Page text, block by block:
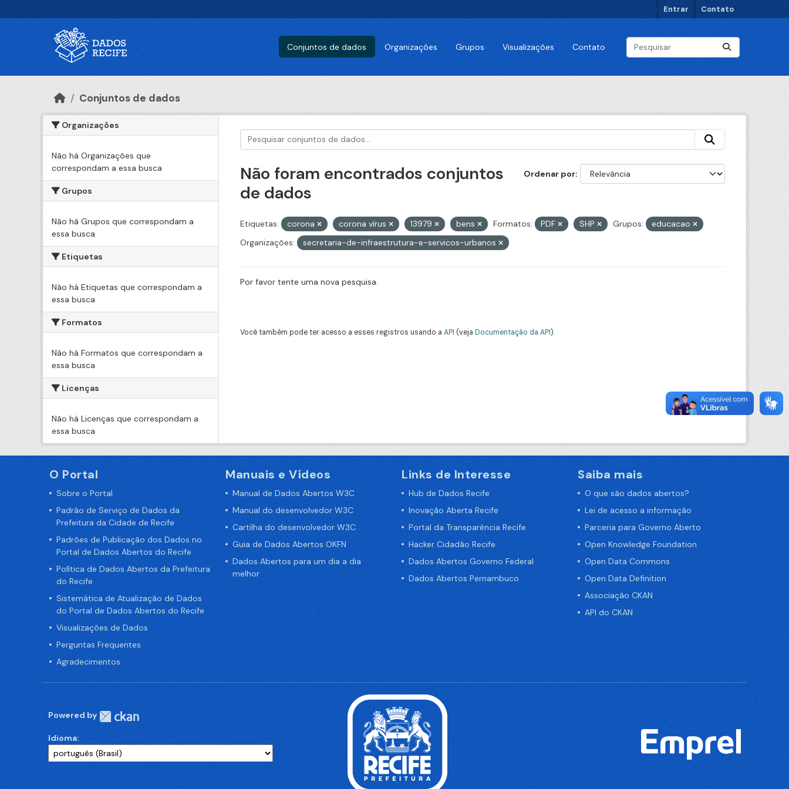
Entrar Contato
Conjuntos de dados Organizações Grupos Visualizações Contato
Conjuntos de dados
Organizações
Não há Organizações que
correspondam a essa busca
Grupos
Não há Grupos que correspondam a
essa busca
Etiquetas
Não há Etiquetas que correspondam a
essa busca
Formatos
Não há Formatos que correspondam a
essa busca
Licenças
Não há Licenças que correspondam a
essa busca
Ordenar por
Não foram encontrados conjuntos
de dados
Etiquetas: corona corona vírus 13979 bens Formatos: PDF SHP Grupos:
educacao
Organizações:
secretaria-de-infraestrutura-e-servicos-urbanos
Por favor tente uma nova pesquisa.
Você também pode ter acesso a esses registros usando a API (veja Documentação da API).
O Portal
Sobre o Portal
Padrão de Serviço de Dados da
Prefeitura da Cidade de Recife
Padrões de Publicação dos Dados no
Portal de Dados Abertos do Recife
Política de Dados Abertos da Prefeitura
do Recife
Sistemática de Atualização de Dados
do Portal de Dados Abertos do Recife
Visualizações de Dados
Perguntas Frequentes
Agradecimentos
Manuais e Vídeos
Manual de Dados Abertos W3C
Manual do desenvolvedor W3C
Cartilha do desenvolvedor W3C
Guia de Dados Abertos OKFN
Dados Abertos para um dia a dia
melhor
Links de Interesse
Hub de Dados Recife
Inovação Aberta Recife
Portal da Transparência Recife
Hacker Cidadão Recife
Dados Abertos Governo Federal
Dados Abertos Pernambuco
Saiba mais
O que são dados abertos?
Lei de acesso a informação
Parceria para Governo Aberto
Open Knowledge Foundation
Open Data Commons
Open Data Definition
Associação CKAN
API do CKAN
Powered by
Idioma